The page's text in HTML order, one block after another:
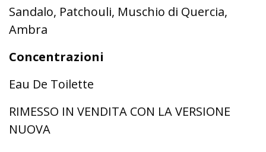
Sandalo, Patchouli, Muschio di Quercia,
Ambra
Concentrazioni
Eau De Toilette
RIMESSO IN VENDITA CON LA VERSIONE
NUOVA